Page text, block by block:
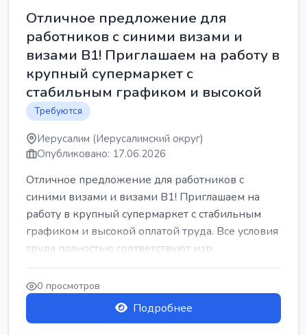
Отличное предложение для
работников с синими визами и
визами B1! Приглашаем на работу в
крупный супермаркет с
стабильным графиком и высокой
Требуются
Иерусалим (Иерусалимский округ)
Опубликовано: 17.06.2026
Отличное предложение для работников с
синими визами и визами B1! Приглашаем на
работу в крупный супермаркет с стабильным
графиком и высокой оплатой труда. Все условия
труда полностью соответствуют изр...
0 просмотров
Подробнее